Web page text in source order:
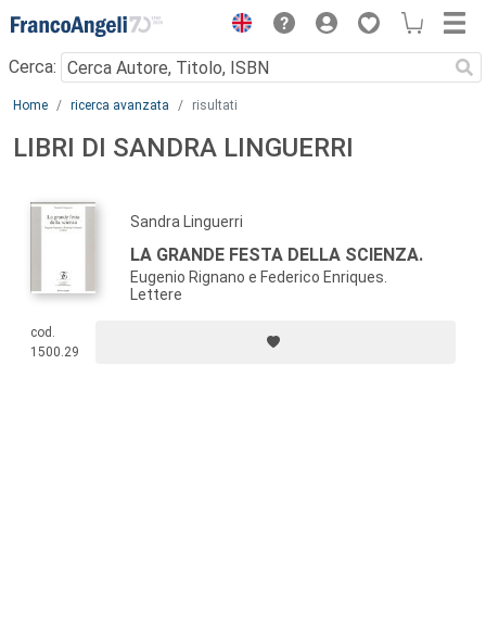
Menu
Cerca:
Main content
Home ricerca avanzata risultati
LIBRI DI SANDRA LINGUERRI
Sandra Linguerri
LA GRANDE FESTA DELLA SCIENZA.
Eugenio Rignano e Federico Enriques.
Lettere
cod.
1500.29